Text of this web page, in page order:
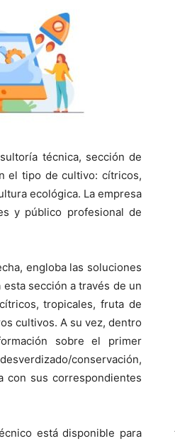
técnica, sección de
el tipo de cultivo: cítricos,
ecológica. La empresa
y público profesional de
engloba las soluciones
sección a través de un
tropicales, fruta de
cultivos. A su vez, dentro
sobre el primer
conservación,
con sus correspondientes
está disponible para